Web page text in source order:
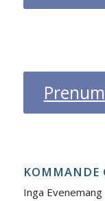
KOMMANDE
Inga Evenemang